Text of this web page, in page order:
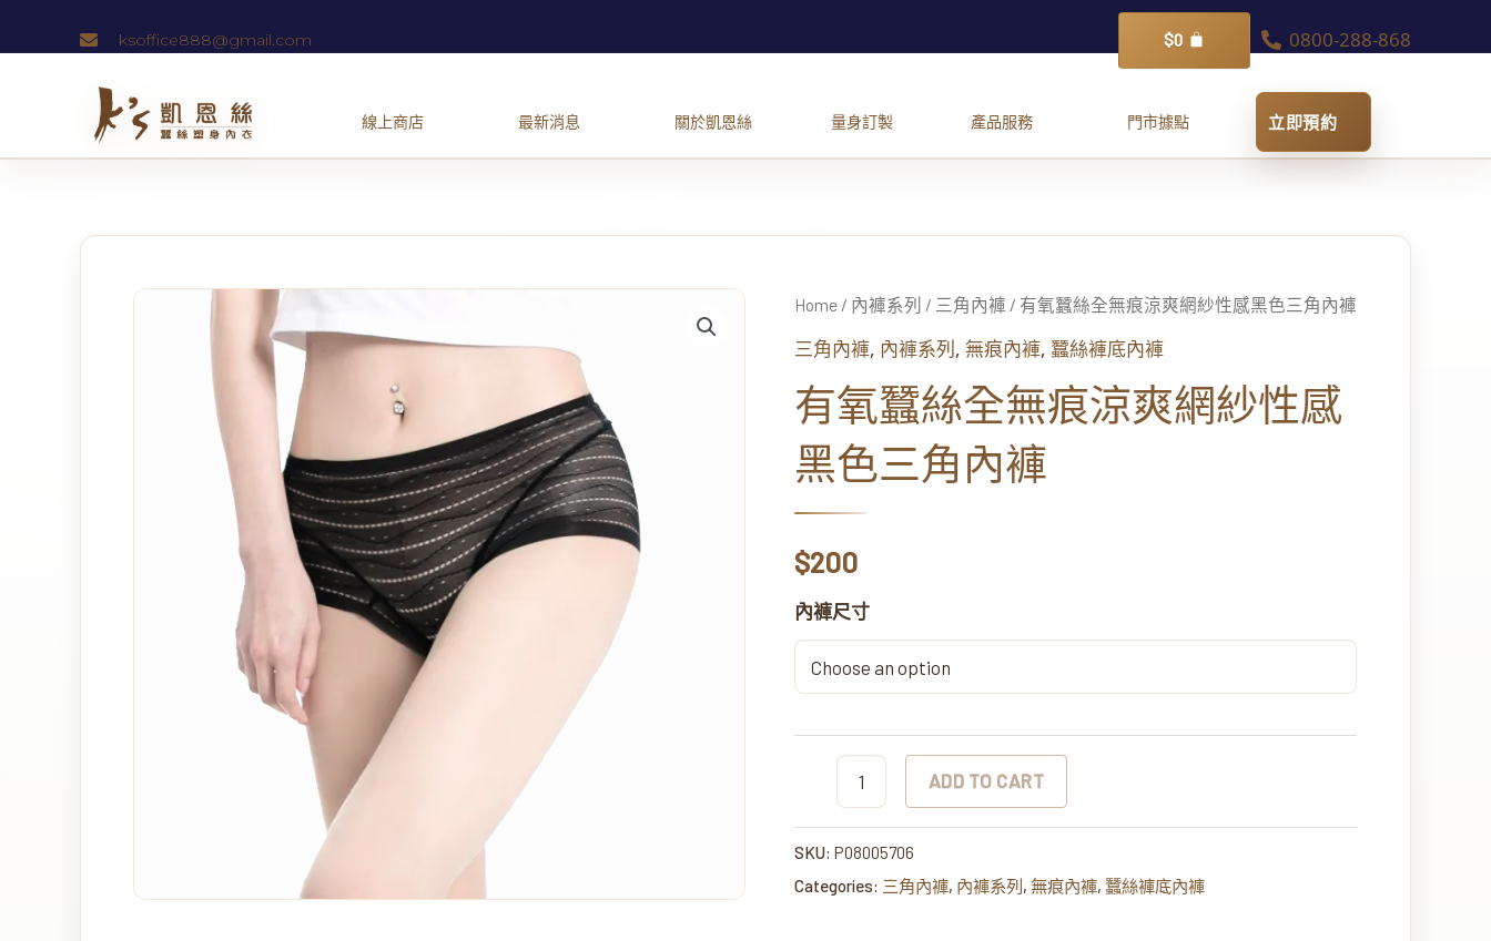
至
ksoffice888@gmail.com $0
籃
0800-288-868
Home / 內褲系列 / 三角內褲 / 有氧蠶絲全無痕涼爽網紗性感黑色三角內褲
三角內褲, 內褲系列,無痕內褲, 蠶絲褲底內褲
有氧蠶絲全無痕涼爽網紗性感
黑色三角內褲
$200
內褲尺寸
蠶
絲
全
無
痕
涼
爽
網
紗
性
感
黑
褲
quantity
ADD TO CART
SKU:P08005706
Categories: 三角內褲, 內褲系列 ,無痕內褲, 蠶絲褲底內褲